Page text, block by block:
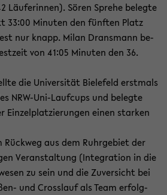
Läu­fe­rin­nen). Sören Spre­he be­leg­te
33:00 Mi­nu­ten den fünf­ten Platz
nur knapp. Milan Drans­mann be­
von 41:05 Mi­nu­ten den 36.
die Uni­ver­si­tät Bie­le­feld erst­mals
NRW-​Uni-Laufcups und be­leg­te
Ein­zel­plat­zie­run­gen einen star­ken
aus dem Ruhr­ge­biet der
Ver­an­stal­tung (In­te­gra­ti­on in die
zu sein und die Zu­ver­sicht bei
und Cross­lauf als Team er­folg­